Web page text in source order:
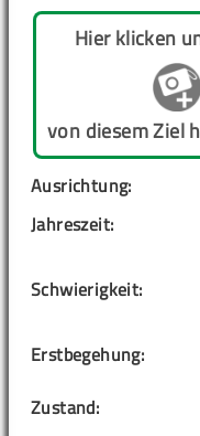
Hier klicken
von diesem Ziel
Ausrichtung:
Jahreszeit:
Schwierigkeit:
Erstbegehung:
Zustand: